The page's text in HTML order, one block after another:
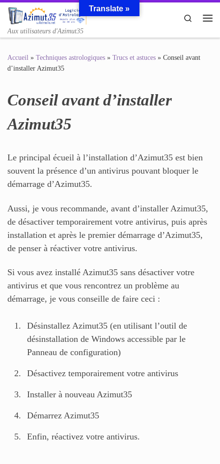
Passer au contenu
Aux utilisateurs d'Azimut35
Search
Accueil » Techniques astrologiques » Trucs et astuces » Conseil avant
d’installer Azimut35
Conseil avant d’installer
Azimut35
Le principal écueil à l’installation d’Azimut35 est bien
souvent la présence d’un antivirus pouvant bloquer le
démarrage d’Azimut35.
Aussi, je vous recommande, avant d’installer Azimut35,
de désactiver temporairement votre antivirus, puis après
installation et après le premier démarrage d’Azimut35,
de penser à réactiver votre antivirus.
Si vous avez installé Azimut35 sans désactiver votre
antivirus et que vous rencontrez un problème au
démarrage, je vous conseille de faire ceci :
Désinstallez Azimut35 (en utilisant l’outil de
désinstallation de Windows accessible par le
Panneau de configuration)
Désactivez temporairement votre antivirus
Installer à nouveau Azimut35
Démarrez Azimut35
Enfin, réactivez votre antivirus.
Translate »